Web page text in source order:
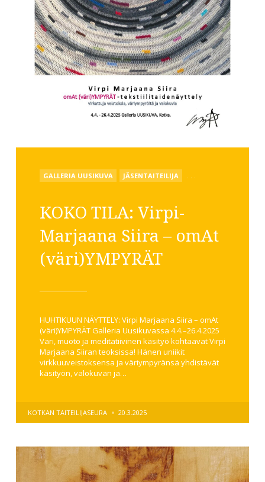
POSTED
IN
GALLERIA UUSIKUVA JÄSENTAITEILIJA
KOKO TILA: Virpi-
Marjaana Siira – omAt
(väri)YMPYRÄT
HUHTIKUUN NÄYTTELY: Virpi Marjaana Siira – omAt
(väri)YMPYRÄT Galleria Uusikuvassa 4.4.–26.4.2025
Väri, muoto ja meditatiivinen käsityö kohtaavat Virpi
Marjaana Siiran teoksissa! Hänen uniikit
virkkuuveistoksensa ja väriympyränsä yhdistävät
käsityön, valokuvan ja…
POSTED
KOTKAN TAITEILIJASEURA 20.3.2025